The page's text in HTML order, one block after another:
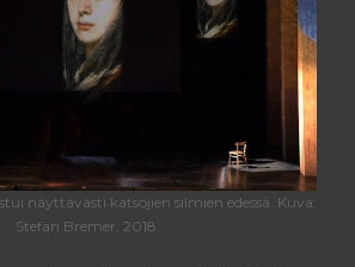
näyttävästi katsojien silmien edessä. Kuva:
Stefan Bremer, 2018.